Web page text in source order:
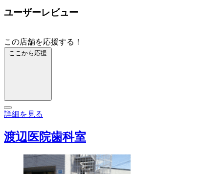
ユーザーレビュー
この店舗を応援する！
ここから応援
詳細を見る
渡辺医院歯科室